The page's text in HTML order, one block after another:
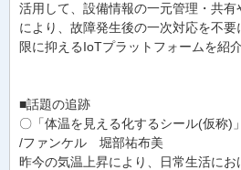
活用して、設備情報の一元管理・共
により、故障発生後の一次対応を不
限に抑えるIoTプラットフォームを紹介
■話題の追跡
〇「体温を見える化するシール(仮称)
/ファンケル 堀部祐布美
昨今の気温上昇により、日常生活に